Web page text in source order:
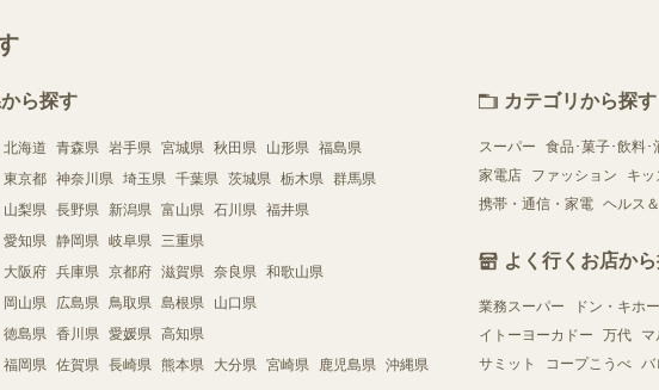
ら探す
北海道 青森県 岩手県 宮城県 秋田県 山形県 福島県
東京都 神奈川県 埼玉県 千葉県 茨城県 栃木県 群馬県
山梨県 長野県 新潟県 富山県 石川県 福井県
愛知県 静岡県 岐阜県 三重県
大阪府 兵庫県 京都府 滋賀県 奈良県 和歌山県
岡山県 広島県 鳥取県 島根県 山口県
徳島県 香川県 愛媛県 高知県
福岡県 佐賀県 長崎県 熊本県 大分県 宮崎県 鹿児島県 沖縄県
カテゴリから探す
スーパー 食品･菓子･飲料･
家電店
ファッション キ
携帯・通信・家電 ヘルス
よく行くお店か
業務スーパー ドン・キホ
イトーヨーカドー
万代 マ
サミット
コープこうべ バ